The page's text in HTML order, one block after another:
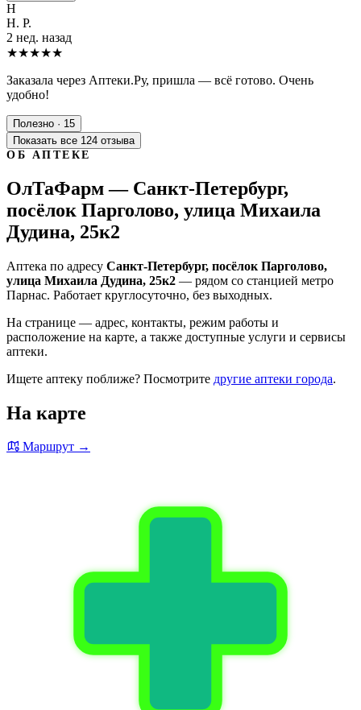
Н
Н. Р.
2 нед. назад
★★★★★
Заказала через Аптеки.Ру, пришла — всё готово. Очень
удобно!
Полезно · 15
Показать все 124 отзыва
ОБ АПТЕКЕ
ОлТаФарм — Санкт-Петербург,
посёлок Парголово, улица Михаила
Дудина, 25к2
Аптека по адресу Санкт-Петербург, посёлок Парголово,
улица Михаила Дудина, 25к2 — рядом со станцией метро
Парнас. Работает круглосуточно, без выходных.
На странице — адрес, контакты, режим работы и
расположение на карте, а также доступные услуги и сервисы
аптеки.
Ищете аптеку поближе? Посмотрите другие аптеки города.
На карте
Маршрут →